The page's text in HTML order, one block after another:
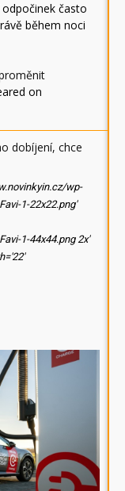
často
během noci
on
dobíjení, chce
wp-
1-22x22.png'
1-44x44.png 2x'